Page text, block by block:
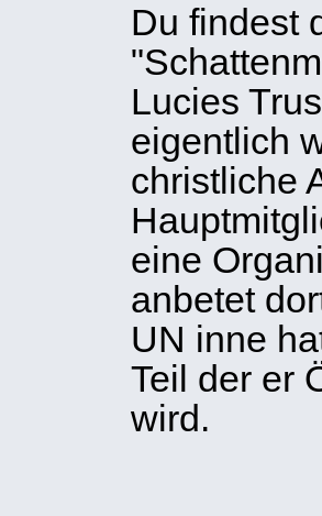
Du findest
Lucies
eigentlich
christliche
eine
anbetet
UN inne
Teil der er
wird.